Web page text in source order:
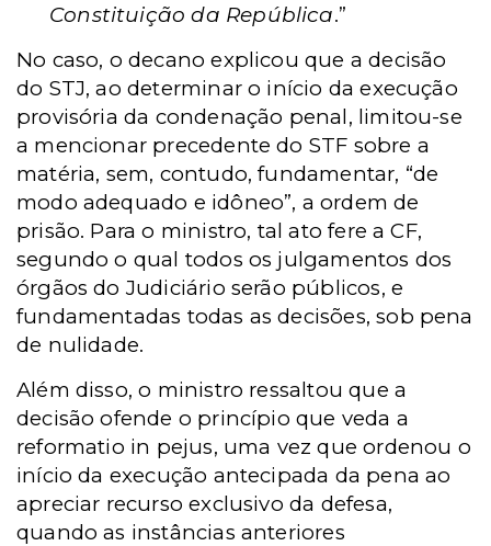
Constituição da República.”
No caso, o decano explicou que a decisão
do STJ, ao determinar o início da execução
provisória da condenação penal, limitou-se
a mencionar precedente do STF sobre a
matéria, sem, contudo, fundamentar, “de
modo adequado e idôneo”, a ordem de
prisão. Para o ministro, tal ato fere a CF,
segundo o qual todos os julgamentos dos
órgãos do Judiciário serão públicos, e
fundamentadas todas as decisões, sob pena
de nulidade.
Além disso, o ministro ressaltou que a
decisão ofende o princípio que veda a
reformatio in pejus, uma vez que ordenou o
início da execução antecipada da pena ao
apreciar recurso exclusivo da defesa,
quando as instâncias anteriores